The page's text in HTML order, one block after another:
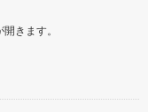
きます。